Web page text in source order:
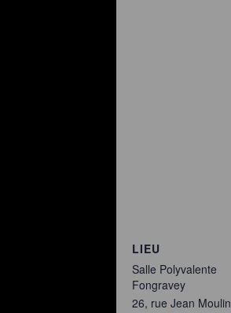
LIEU
Salle Polyvalente
Fongravey
26, rue Jean Moulin